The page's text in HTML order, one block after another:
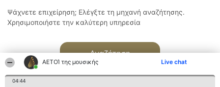
ΑΕΤΟΊ της μουσικής Live chat
04:44
Ψάχνετε επιχείρηση; Ελέγξτε τη μηχανή αναζήτησης.
Χρησιμοποιήστε την καλύτερη υπηρεσία
Αναζήτηση